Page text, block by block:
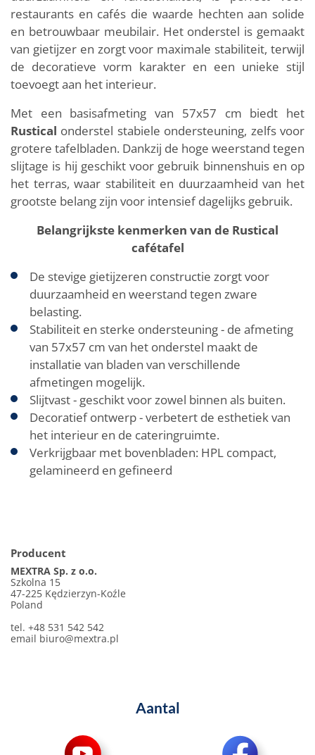
restaurants en cafés die waarde hechten aan solide
en betrouwbaar meubilair. Het onderstel is gemaakt
van gietijzer en zorgt voor maximale stabiliteit, terwijl
de decoratieve vorm karakter en een unieke stijl
toevoegt aan het interieur.
Met een basisafmeting van 57x57 cm biedt het
Rustical onderstel stabiele ondersteuning, zelfs voor
grotere tafelbladen. Dankzij de hoge weerstand tegen
slijtage is hij geschikt voor gebruik binnenshuis en op
het terras, waar stabiliteit en duurzaamheid van het
grootste belang zijn voor intensief dagelijks gebruik.
Belangrijkste kenmerken van de Rustical
cafétafel
De stevige gietijzeren constructie zorgt voor
duurzaamheid en weerstand tegen zware
belasting.
Stabiliteit en sterke ondersteuning - de afmeting
van 57x57 cm van het onderstel maakt de
installatie van bladen van verschillende
afmetingen mogelijk.
Slijtvast - geschikt voor zowel binnen als buiten.
Decoratief ontwerp - verbetert de esthetiek van
het interieur en de cateringruimte.
Verkrijgbaar met bovenbladen: HPL compact,
gelamineerd en gefineerd
Producent
MEXTRA Sp. z o.o.
Szkolna 15
47-225 Kędzierzyn-Koźle
Poland
tel. +48 531 542 542
email biuro@mextra.pl
Aantal